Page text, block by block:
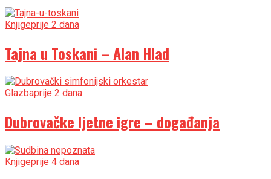
Knjigeprije 2 dana
Tajna u Toskani – Alan Hlad
Glazbaprije 2 dana
Dubrovačke ljetne igre – događanja
Knjigeprije 4 dana